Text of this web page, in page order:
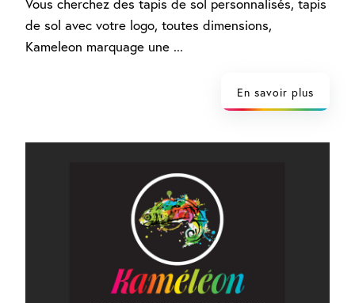
Vous cherchez des tapis de sol personnalisés, tapis
de sol avec votre logo, toutes dimensions,
Kameleon marquage une ...
En savoir plus